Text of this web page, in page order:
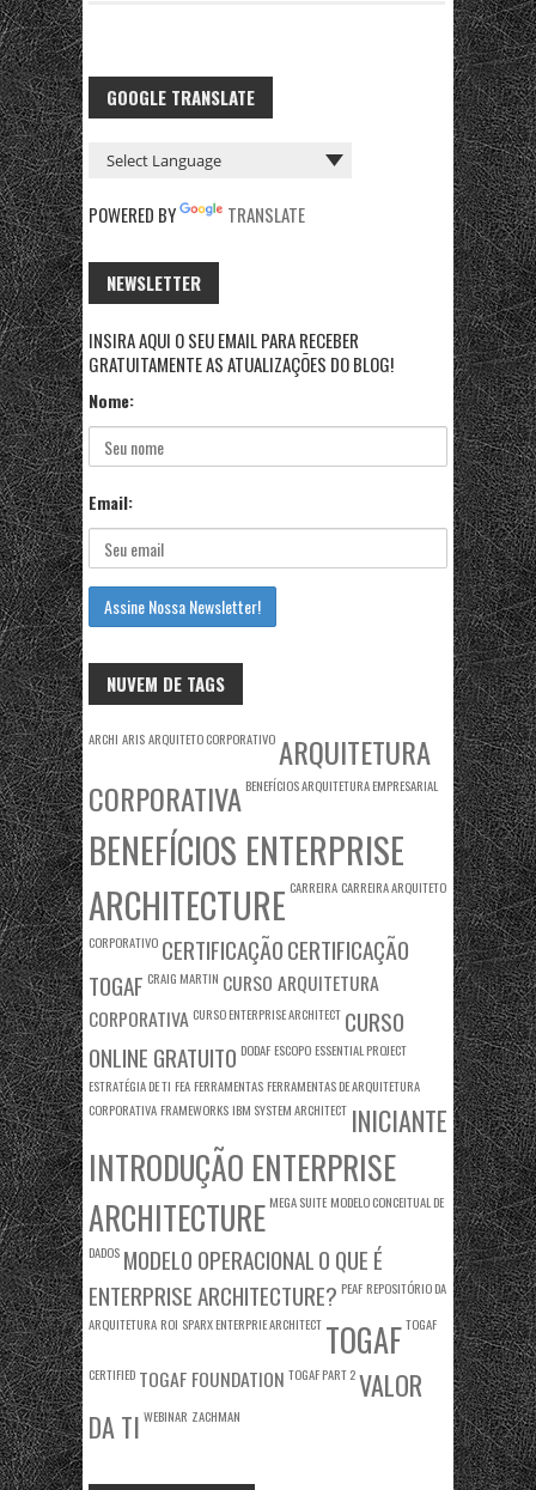
GOOGLE TRANSLATE
POWERED BY TRANSLATE
NEWSLETTER
INSIRA AQUI O SEU EMAIL PARA RECEBER
GRATUITAMENTE AS ATUALIZAÇÕES DO BLOG!
Nome:
Email:
NUVEM DE TAGS
ARCHI ARISARQUITETO CORPORATIVOARQUITETURA
CORPORATIVA BENEFÍCIOS ARQUITETURA EMPRESARIAL
BENEFÍCIOS ENTERPRISE
ARCHITECTURE CARREIRA CARREIRA ARQUITETO
CORPORATIVO CERTIFICAÇÃOCERTIFICAÇÃO
TOGAF CRAIG MARTIN CURSO ARQUITETURA
CORPORATIVA CURSO ENTERPRISE ARCHITECT CURSO
ONLINE GRATUITO DODAF ESCOPO ESSENTIAL PROJECT
ESTRATÉGIA DE TI FEA FERRAMENTAS FERRAMENTAS DE ARQUITETURA
CORPORATIVA FRAMEWORKS IBM SYSTEM ARCHITECT INICIANTE
INTRODUÇÃO ENTERPRISE
ARCHITECTURE MEGA SUITE MODELO CONCEITUAL DE
DADOS MODELO OPERACIONALO QUE É
ENTERPRISE ARCHITECTURE? PEAF REPOSITÓRIO DA
ARQUITETURA ROI SPARX ENTERPRIE ARCHITECT TOGAFTOGAF
CERTIFIED TOGAF FOUNDATION TOGAF PART 2VALOR
DA TI WEBINAR ZACHMAN